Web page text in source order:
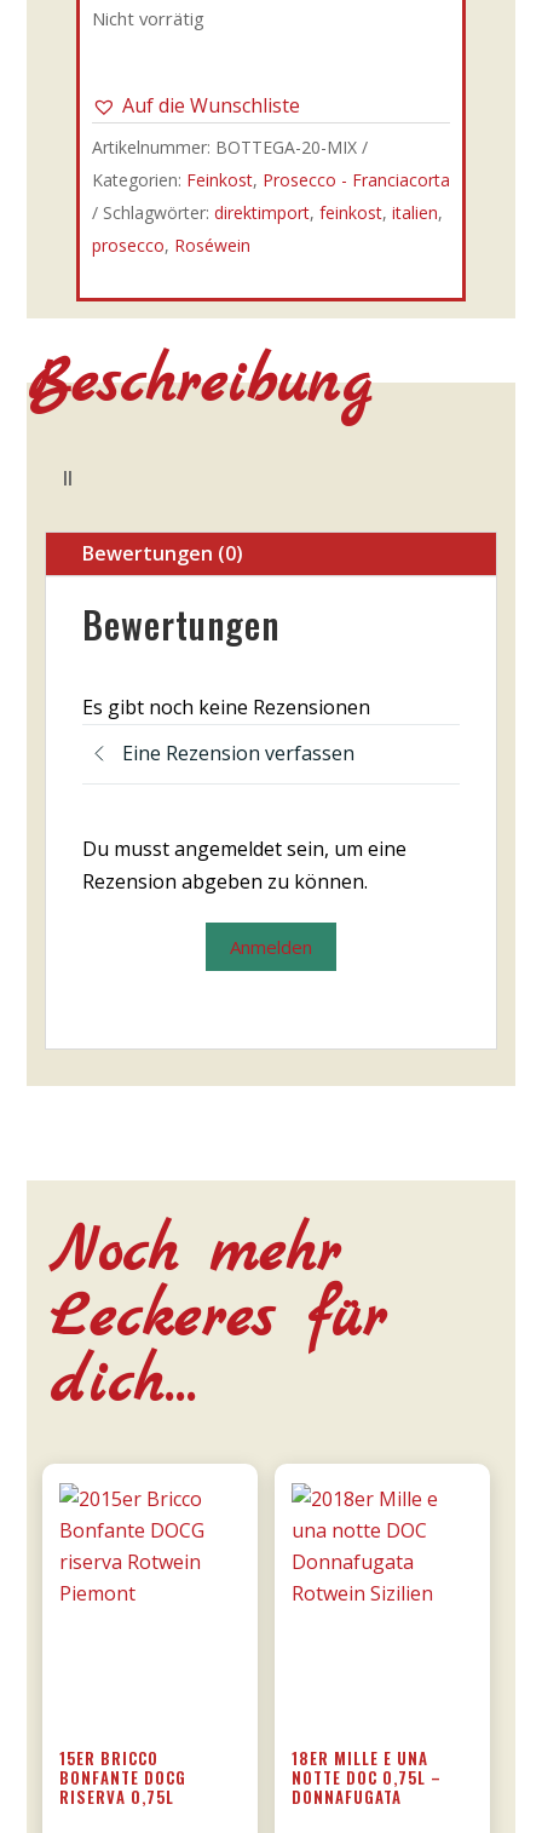
Nicht vorrätig
Auf die Wunschliste
Artikelnummer: BOTTEGA-20-MIX
Kategorien: Feinkost, Prosecco - Franciacorta
Schlagwörter: direktimport, feinkost, italien,
prosecco, Roséwein
Beschreibung
II
Bewertungen (0)
Bewertungen
Es gibt noch keine Rezensionen
Eine Rezension verfassen
Du musst angemeldet sein, um eine
Rezension abgeben zu können.
Anmelden
Noch mehr
Leckeres für
dich…
15ER BRICCO
BONFANTE DOCG
RISERVA 0,75L
18ER MILLE E UNA
NOTTE DOC 0,75L –
DONNAFUGATA